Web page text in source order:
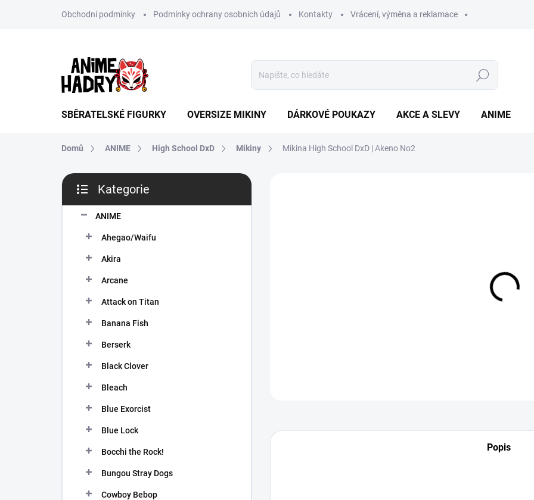
Obchodní podmínky Podmínky ochrany osobních údajů Kontakty Vrácení, výměna a reklamace
Hledat
SBĚRATELSKÉ FIGURKY OVERSIZE MIKINY DÁRKOVÉ POUKAZY AKCE A SLEVY ANIME
Domů ANIME High School DxD Mikiny Mikina High School DxD | Akeno No2
P
s
kategorie
Kategorie
ANIME
Ahegao/Waifu
Akira
Arcane
Attack on Titan
Banana Fish
Berserk
Black Clover
Bleach
Blue Exorcist
Blue Lock
Bocchi the Rock!
Bungou Stray Dogs
Cowboy Bebop
Popis